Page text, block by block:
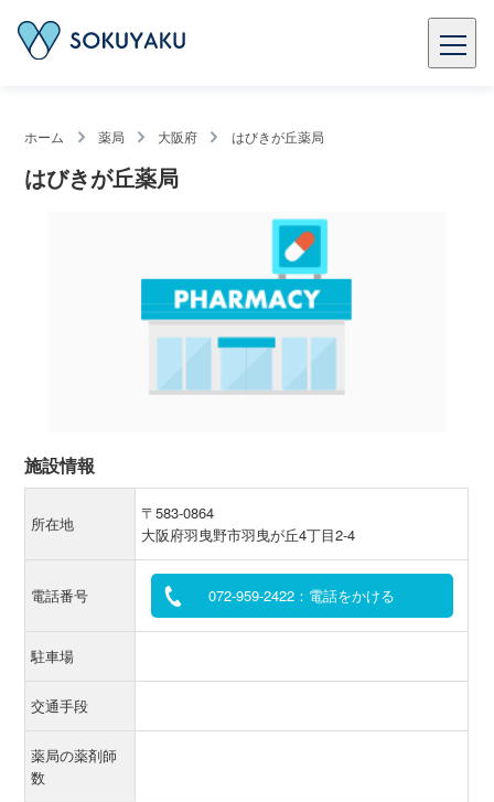
ホーム 薬局 大阪府 はびきが丘薬局
はびきが丘薬局
施設情報
所在地
〒583-0864
大阪府羽曳野市羽曳が丘4丁目2-4
電話番号 072-959-2422：電話をかける
駐車場
交通手段
薬局の薬剤師
数